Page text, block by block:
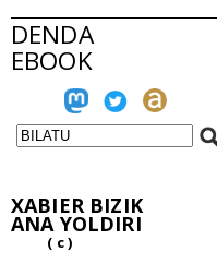
DENDA
EBOOK
XABIER BIZIK
ANA YOLDIRI
( c )